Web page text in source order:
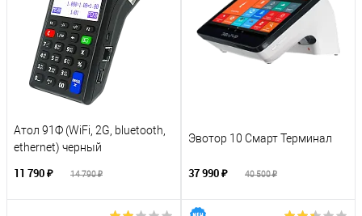
Атол 91Ф (WiFi, 2G, bluetooth,
ethernet) черный
11 790 ₽ 14 790 ₽
Эвотор 10 Смарт Терминал
37 990 ₽ 40 500 ₽